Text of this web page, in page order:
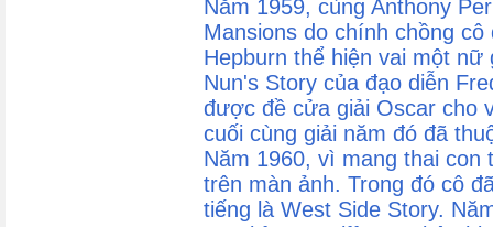
Năm 1959, cùng Anthony
Mansions do chính chồng
Hepburn thể hiện vai một
Nun's Story của đạo diễn
được đề cửa giải Oscar cho
cuối cùng giải năm đó đã
Năm 1960, vì mang thai con
trên màn ảnh. Trong đó cô
tiếng là West Side Story.